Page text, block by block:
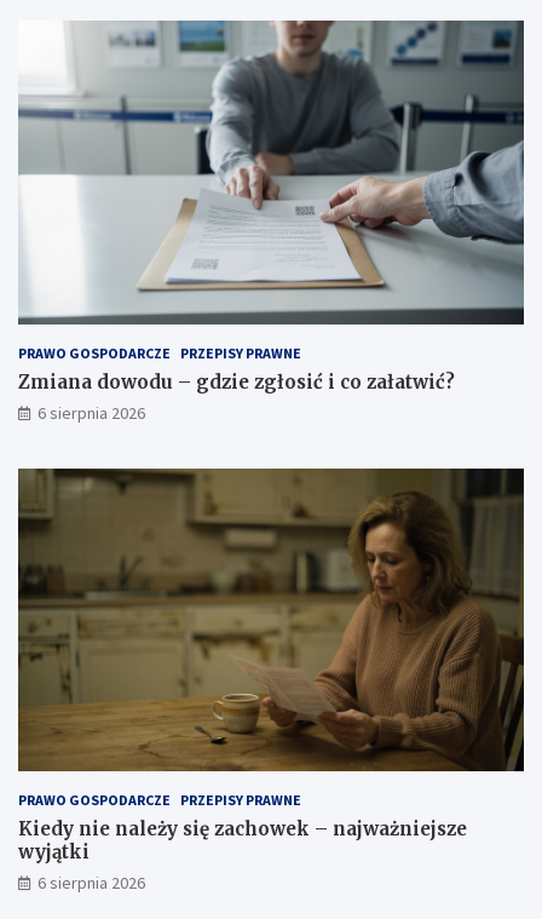
PRAWO GOSPODARCZE PRZEPISY PRAWNE
Zmiana dowodu – gdzie zgłosić i co załatwić?
6 sierpnia 2026
PRAWO GOSPODARCZE PRZEPISY PRAWNE
Kiedy nie należy się zachowek – najważniejsze
wyjątki
6 sierpnia 2026